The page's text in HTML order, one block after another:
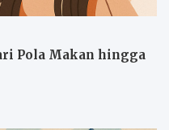
Pola Makan hingga